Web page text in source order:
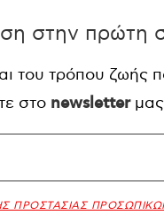
στην πρώτη
του τρόπου ζωής
στο newsletter
ΠΡΟΣΤΑΣΙΑΣ